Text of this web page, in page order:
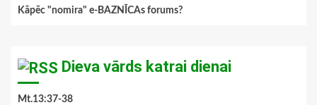
Kāpēc "nomira" e-BAZNĪCAs forums?
Dieva vārds katrai dienai
Mt.13:37-38